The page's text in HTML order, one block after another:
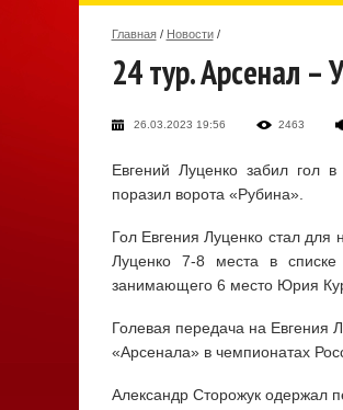
Главная / Новости /
24 тур. Арсенал –
26.03.2023 19:56 2463
Евгений Луценко забил гол
поразил ворота «Рубина».
Гол Евгения Луценко стал для
Луценко 7-8 места в
занимающего 6 место Юрия
Голевая передача на Евгения
«Арсенала» в чемпионатах
Александр Сторожук одержал